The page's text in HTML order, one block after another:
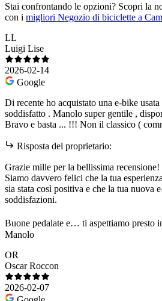
Stai confrontando le opzioni? Scopri la
con i migliori Negozio di biciclette a
LL
Luigi Lise
2026-02-14
Google
Di recente ho acquistato una e-bike
soddisfatto . Manolo super gentile ,
Bravo e basta ... !!! Non il classico (
Risposta del proprietario:
Grazie mille per la bellissima
Siamo davvero felici che la tua
sia stata così positiva e che la tua nuova
soddisfazioni.
Buone pedalate e… ti aspettiamo presto
Manolo
OR
Oscar Roccon
2026-02-07